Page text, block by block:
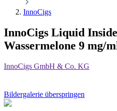
InnoCigs
InnoCigs Liquid
Wassermelone 9 mg/
InnoCigs GmbH & Co. KG
Bildergalerie überspringen